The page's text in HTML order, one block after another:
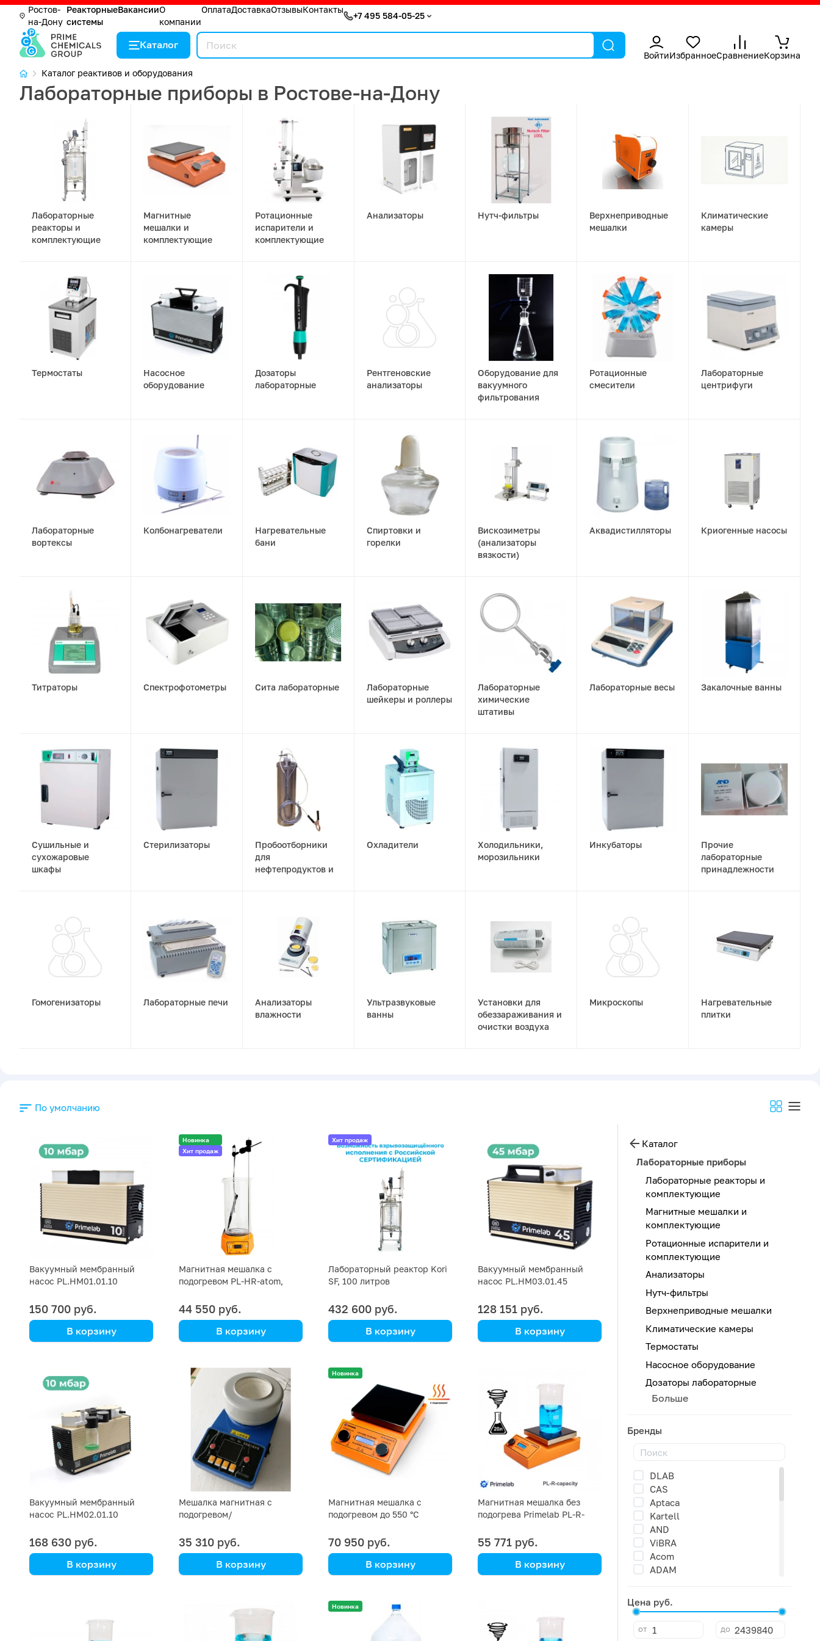
Ростов-
на-Дону
Реакторные
системы
ВакансииО
компании
ОплатаДоставкаОтзывыКонтакты
+7 495 584-05-25
Каталог
ВойтиИзбранноеСравнениеКорзина
Каталог реактивов и оборудования
Лабораторные приборы в Ростове-на-Дону
Лабораторные
реакторы и
комплектующие
Магнитные
мешалки и
комплектующие
Ротационные
испарители и
комплектующие
Анализаторы Нутч-фильтры
Верхнеприводные
мешалки
Климатические
камеры
Термостаты
Насосное
оборудование
Дозаторы
лабораторные
Рентгеновские
анализаторы
Оборудование для
вакуумного
фильтрования
Ротационные
смесители
Лабораторные
центрифуги
Лабораторные
вортексы
Колбонагреватели
Нагревательные
бани
Спиртовки и
горелки
Вискозиметры
(анализаторы
вязкости)
Аквадистилляторы Криогенные насосы
Титраторы Спектрофотометры Сита лабораторные
Лабораторные
шейкеры и роллеры
Лабораторные
химические
штативы
Лабораторные весы Закалочные ванны
Сушильные и
сухожаровые
шкафы
Стерилизаторы
Пробоотборники
для
нефтепродуктов и
Охладители
Холодильники,
морозильники
Инкубаторы
Прочие
лабораторные
принадлежности
Гомогенизаторы Лабораторные печи
Анализаторы
влажности
Ультразвуковые
ванны
Установки для
обеззараживания и
очистки воздуха
Микроскопы
Нагревательные
плитки
По умолчанию
Вакуумный мембранный
насос PL.HM01.01.10
150 700 руб.
В корзину
высокофункциональный
Новинка
Хит продаж
Магнитная мешалка с
подогревом PL-HR-atom,
44 550 руб.
В корзину
Хит продаж
Лабораторный реактор Kori
SF, 100 литров
432 600 руб.
В корзину
Вакуумный мембранный
насос PL.HM03.01.45
128 151 руб.
В корзину
Вакуумный мембранный
насос PL.HM02.01.10
168 630 руб.
В корзину
Мешалка магнитная с
подогревом/
2000 мл
35 310 руб.
В корзину
колбонагреватель ZNCL-
веществами, объемом до
Новинка
Магнитная мешалка с
подогревом до 550 °C
литров
70 950 руб.
В корзину
Магнитная мешалка без
подогрева Primelab PL-R-
55 771 руб.
В корзину
Новинка
Каталог
Лабораторные приборы
Лабораторные реакторы и
комплектующие
Магнитные мешалки и
комплектующие
Ротационные испарители и
комплектующие
Анализаторы
Нутч-фильтры
Верхнеприводные мешалки
Климатические камеры
Термостаты
Насосное оборудование
Дозаторы лабораторные
Больше
Бренды
DLAB
CAS
Aptaca
Kartell
AND
ViBRA
Acom
ADAM
Simax
Амбилайф
IKA
Цена руб.
от до